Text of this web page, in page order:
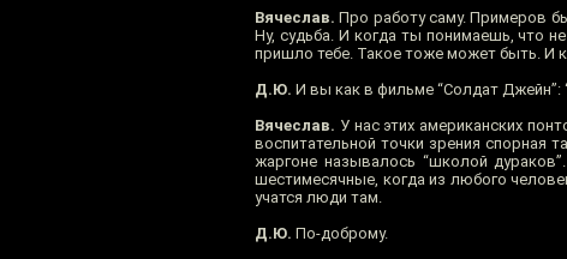
Вячеслав. Про работу саму. Примеров
Ну, судьба. И когда ты понимаешь, что
пришло тебе. Такое тоже может быть. И
Д.Ю. И вы как в фильме “Солдат Джейн”:
Вячеслав. У нас этих американских
воспитательной точки зрения спорная
жаргоне называлось “школой
шестимесячные, когда из любого
учатся люди там.
Д.Ю. По-доброму.